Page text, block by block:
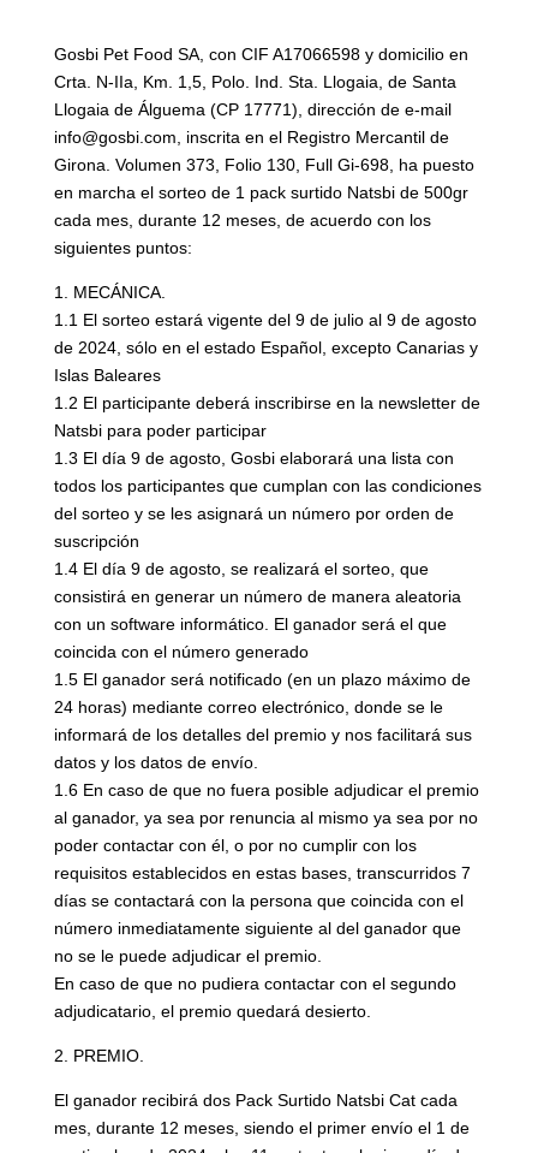
Gosbi Pet Food SA, con CIF A17066598 y domicilio en
Crta. N-IIa, Km. 1,5, Polo. Ind. Sta. Llogaia, de Santa
Llogaia de Álguema (CP 17771), dirección de e-mail
info@gosbi.com, inscrita en el Registro Mercantil de
Girona. Volumen 373, Folio 130, Full Gi-698, ha puesto
en marcha el sorteo de 1 pack surtido Natsbi de 500gr
cada mes, durante 12 meses, de acuerdo con los
siguientes puntos:
1. MECÁNICA.
1.1 El sorteo estará vigente del 9 de julio al 9 de agosto
de 2024, sólo en el estado Español, excepto Canarias y
Islas Baleares
1.2 El participante deberá inscribirse en la newsletter de
Natsbi para poder participar
1.3 El día 9 de agosto, Gosbi elaborará una lista con
todos los participantes que cumplan con las condiciones
del sorteo y se les asignará un número por orden de
suscripción
1.4 El día 9 de agosto, se realizará el sorteo, que
consistirá en generar un número de manera aleatoria
con un software informático. El ganador será el que
coincida con el número generado
1.5 El ganador será notificado (en un plazo máximo de
24 horas) mediante correo electrónico, donde se le
informará de los detalles del premio y nos facilitará sus
datos y los datos de envío.
1.6 En caso de que no fuera posible adjudicar el premio
al ganador, ya sea por renuncia al mismo ya sea por no
poder contactar con él, o por no cumplir con los
requisitos establecidos en estas bases, transcurridos 7
días se contactará con la persona que coincida con el
número inmediatamente siguiente al del ganador que
no se le puede adjudicar el premio.
En caso de que no pudiera contactar con el segundo
adjudicatario, el premio quedará desierto.
2. PREMIO.
El ganador recibirá dos Pack Surtido Natsbi Cat cada
mes, durante 12 meses, siendo el primer envío el 1 de